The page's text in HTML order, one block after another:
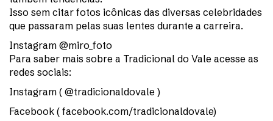
Isso sem citar fotos icônicas das diversas celebridades
que passaram pelas suas lentes durante a carreira.
Instagram @miro_foto
Para saber mais sobre a Tradicional do Vale acesse as
redes sociais:
Instagram ( @tradicionaldovale )
Facebook ( facebook.com/tradicionaldovale)